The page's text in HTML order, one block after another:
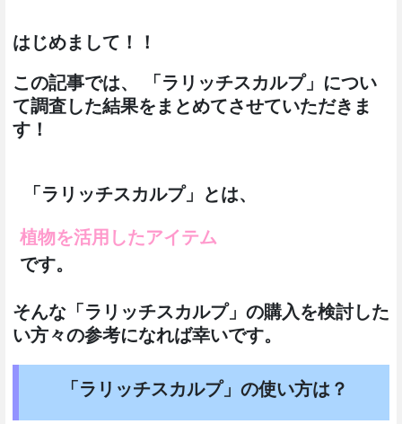
はじめまして！！
この記事では、 「ラリッチスカルプ」につい
て調査した結果をまとめてさせていただきま
す！
「ラリッチスカルプ」とは、
植物を活用したアイテム
です。
そんな「ラリッチスカルプ」の購入を検討した
い方々の参考になれば幸いです。
「ラリッチスカルプ」の使い方は？